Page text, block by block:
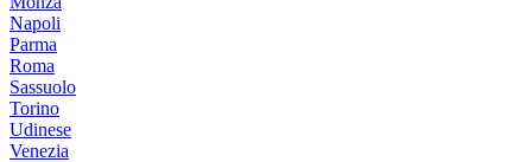
Napoli
Parma
Roma
Sassuolo
Torino
Udinese
Venezia